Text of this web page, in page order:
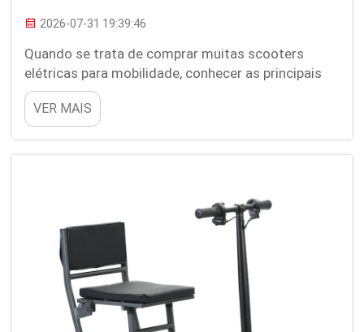
2026-07-31 19:39:46
Quando se trata de comprar muitas scooters
elétricas para mobilidade, conhecer as principais
certificações e opções de personalização é
extremamente importante. A Youhuan está aqui
para ajudá-lo a navegar por esses detalhes. Seja
VER MAIS